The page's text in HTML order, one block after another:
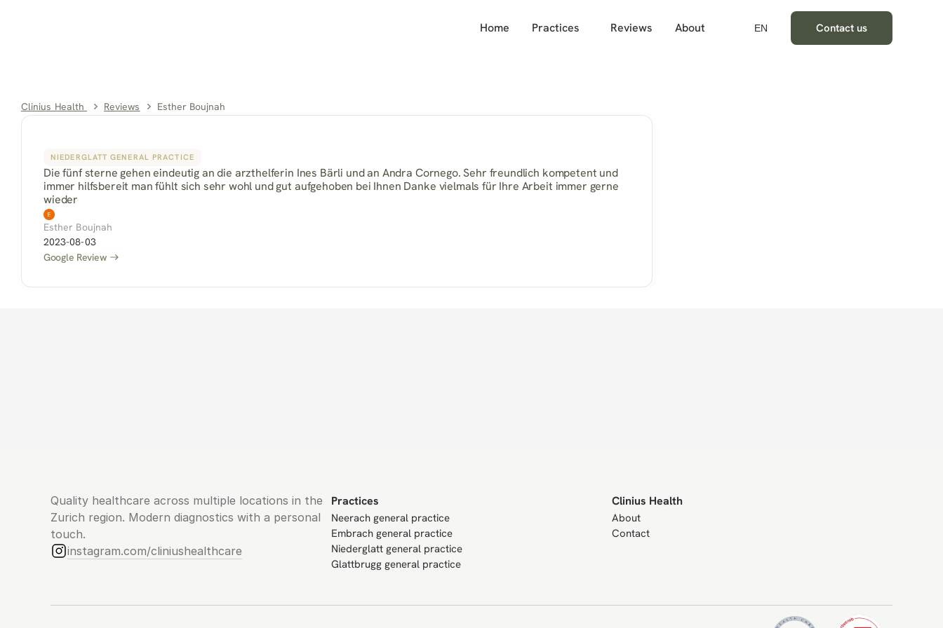
Home Practices Reviews About EN Contact us
Clinius Health Reviews Esther Boujnah
NIEDERGLATT GENERAL PRACTICE
Die fünf sterne gehen eindeutig an die arzthelferin Ines Bärli und an Andra Cornego. Sehr freundlich kompetent und
immer hilfsbereit man fühlt sich sehr wohl und gut aufgehoben bei Ihnen Danke vielmals für Ihre Arbeit immer gerne
wieder
Esther Boujnah
2023-08-03
Google Review
Quality healthcare across multiple locations in the
Zurich region. Modern diagnostics with a personal
touch.
instagram.com/cliniushealthcare
Practices
Neerach general practice
Embrach general practice
Niederglatt general practice
Glattbrugg general practice
Clinius Health
About
Contact